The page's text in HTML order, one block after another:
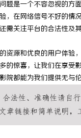
题是一个不容忽视的
，在网络信号不好的
需关注平台的合法性及
资源和优良的用户体
的惊喜，让我们在享
院都能为我们提供无与